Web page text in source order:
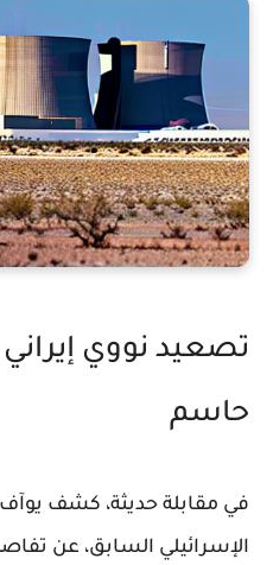
تصعيد نووي
حاسم
في مقابلة حديثة، كشف يوآف
الإسرائيلي السابق، عن